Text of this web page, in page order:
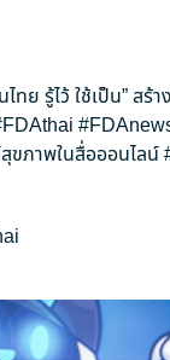
รู้ไว้ ใช้เป็น” สร้
ภาพในสื่อออนไลน์